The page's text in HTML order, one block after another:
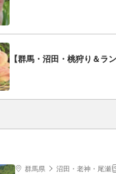
【群馬・沼田・桃狩り＆ラ
群馬県 沼田・老神・尾瀬